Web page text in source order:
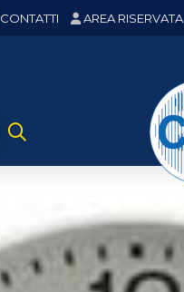
CONTATTI AREA RISERVATA